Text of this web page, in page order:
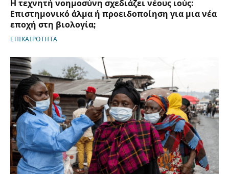
Η τεχνητή νοημοσύνη σχεδιάζει νέους ιούς:
Επιστημονικό άλμα ή προειδοποίηση για μια νέα
εποχή στη βιολογία;
ΕΠΙΚΑΙΡΟΤΗΤΑ